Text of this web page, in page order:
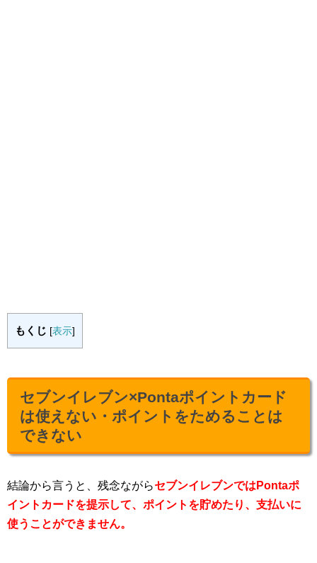
もくじ [表示]
セブンイレブン×Pontaポイントカード
は使えない・ポイントをためることは
できない
結論から言うと、残念ながらセブンイレブンではPontaポ
イントカードを提示して、ポイントを貯めたり、支払いに
使うことができません。